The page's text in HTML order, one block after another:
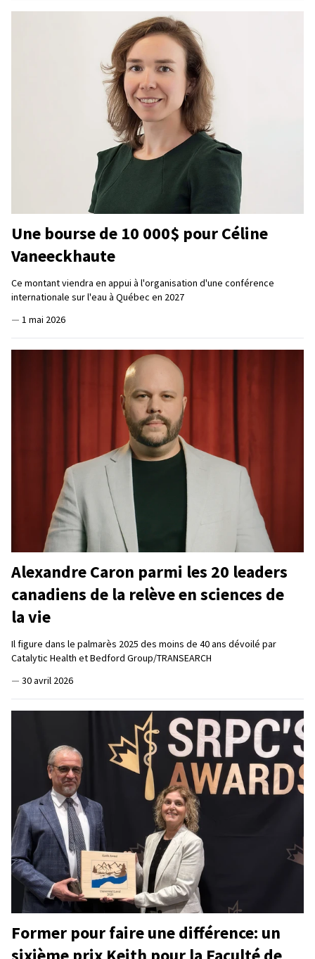
Une bourse de 10 000$ pour Céline
Vaneeckhaute
Ce montant viendra en appui à l'organisation d'une conférence
internationale sur l'eau à Québec en 2027
— 1 mai 2026
Alexandre Caron parmi les 20 leaders
canadiens de la relève en sciences de
la vie
Il figure dans le palmarès 2025 des moins de 40 ans dévoilé par
Catalytic Health et Bedford Group/TRANSEARCH
— 30 avril 2026
Former pour faire une différence: un